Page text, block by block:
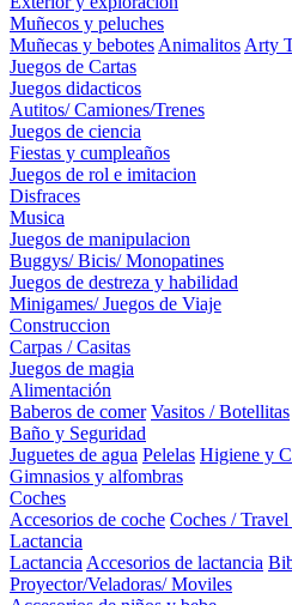
Muñecos y peluches
Muñecas y bebotes Animalitos Arty
Juegos de Cartas
Juegos didacticos
Autitos/ Camiones/Trenes
Juegos de ciencia
Fiestas y cumpleaños
Juegos de rol e imitacion
Disfraces
Musica
Juegos de manipulacion
Buggys/ Bicis/ Monopatines
Juegos de destreza y habilidad
Minigames/ Juegos de Viaje
Construccion
Carpas / Casitas
Juegos de magia
Alimentación
Baberos de comer Vasitos / Botellitas
Baño y Seguridad
Juguetes de agua Pelelas Higiene y
Gimnasios y alfombras
Coches
Accesorios de coche Coches / Travel
Lactancia
Lactancia Accesorios de lactancia
Proyector/Veladoras/ Moviles